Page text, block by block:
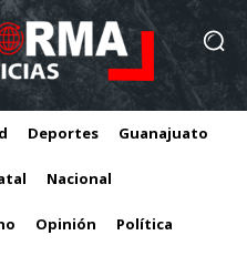
Deportes Guanajuato
Nacional
Opinión Política